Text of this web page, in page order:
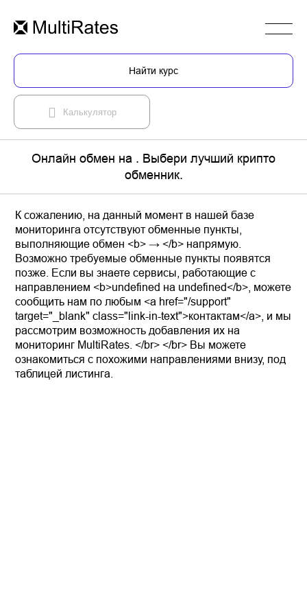
Найти курс
Калькулятор
Онлайн обмен на . Выбери лучший крипто
обменник.
К сожалению, на данный момент в нашей базе
мониторинга отсутствуют обменные пункты,
выполняющие обмен <b> → </b> напрямую.
Возможно требуемые обменные пункты появятся
позже. Если вы знаете сервисы, работающие с
направлением <b>undefined на undefined</b>, можете
сообщить нам по любым <a href="/support"
target="_blank" class="link-in-text">контактам</a>, и мы
рассмотрим возможность добавления их на
мониторинг MultiRates. </br> </br> Вы можете
ознакомиться с похожими направлениями внизу, под
таблицей листинга.